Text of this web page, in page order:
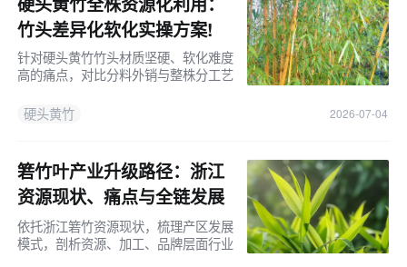
竹头差异化软化实操方案!
针对硬头黄竹竹头材质坚硬、软化难度
高的痛点，对比分料外销与整株分工艺
产方案。
硬头黄竹 2026-07-04
箬竹叶产业升级路径：浙江
资源现状、痛点与全链发展
对策！
依托浙江箬竹资源现状，梳理产区发展
模式，剖析资源、加工、品牌层面行业